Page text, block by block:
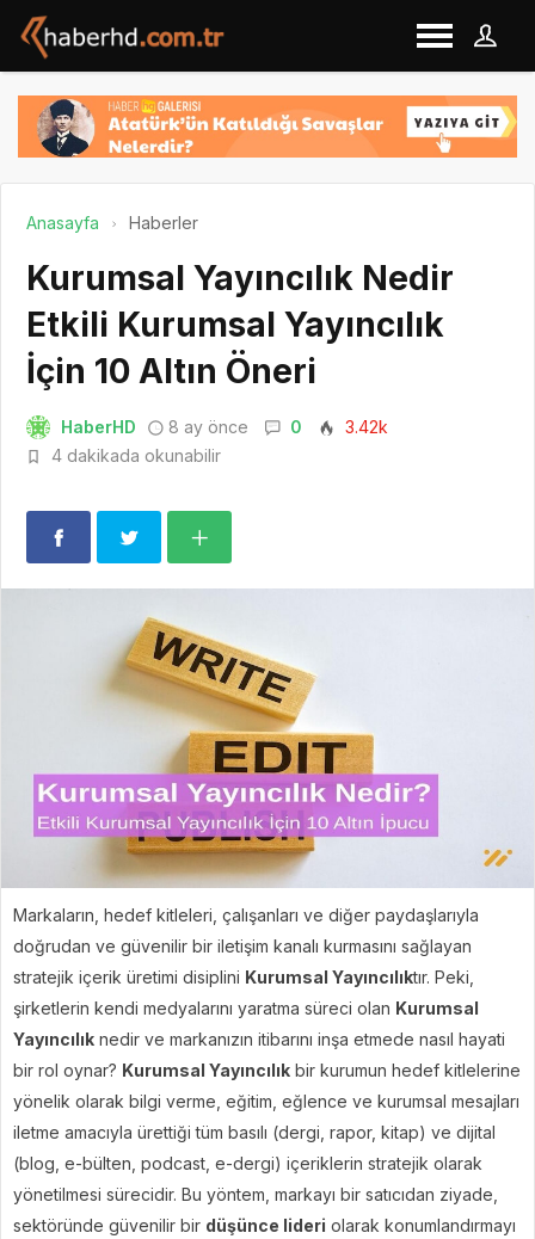
Anasayfa Haberler
Kurumsal Yayıncılık Nedir
Etkili Kurumsal Yayıncılık
İçin 10 Altın Öneri
HaberHD 8 ay önce 0
3.42k
4 dakikada okunabilir
Markaların, hedef kitleleri, çalışanları ve diğer paydaşlarıyla
doğrudan ve güvenilir bir iletişim kanalı kurmasını sağlayan
stratejik içerik üretimi disiplini Kurumsal Yayıncılıktır. Peki,
şirketlerin kendi medyalarını yaratma süreci olan Kurumsal
Yayıncılık nedir ve markanızın itibarını inşa etmede nasıl hayati
bir rol oynar? Kurumsal Yayıncılık bir kurumun hedef kitlelerine
yönelik olarak bilgi verme, eğitim, eğlence ve kurumsal mesajları
iletme amacıyla ürettiği tüm basılı (dergi, rapor, kitap) ve dijital
(blog, e-bülten, podcast, e-dergi) içeriklerin stratejik olarak
yönetilmesi sürecidir. Bu yöntem, markayı bir satıcıdan ziyade,
sektöründe güvenilir bir düşünce lideri olarak konumlandırmayı